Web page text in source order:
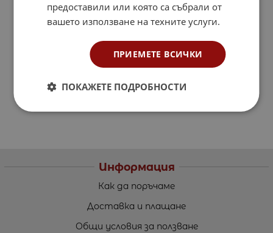
Информация
Как да поръчаме
Доставка и плащане
Общи условия за ползване
предоставили или която са събрали от
вашето използване на техните услуги.
ПРИЕМЕТЕ ВСИЧКИ
ПОКАЖЕТЕ ПОДРОБНОСТИ